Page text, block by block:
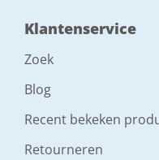
Klantenservice
Zoek
Blog
Recent bekeken
Retourneren